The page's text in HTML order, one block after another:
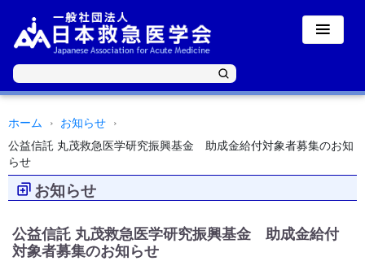
ホーム
お知らせ
公益信託 丸茂救急医学研究振興基金 助成金給付対象者募集のお知
らせ
お知らせ
公益信託 丸茂救急医学研究振興基金 助成金給付
対象者募集のお知らせ